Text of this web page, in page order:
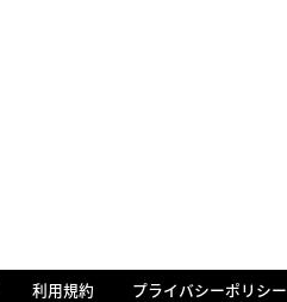
利用規約 プライバシーポリシー